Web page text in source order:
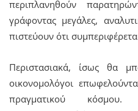
περιπλανηθούν
γράφοντας μεγάλες,
πιστεύουν ότι
Περιστασιακά, ίσως θα
οικονομολόγοι
πραγματικού